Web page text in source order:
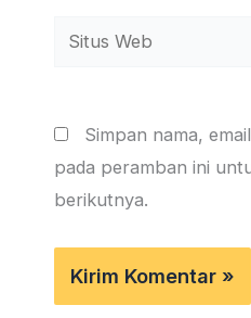
Situs
Simpan nama,
pada peramban ini
berikutnya.